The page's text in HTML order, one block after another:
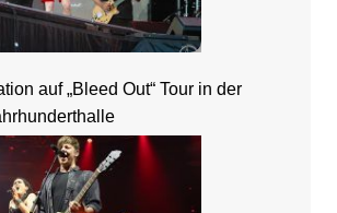
auf „Bleed Out“ Tour in der